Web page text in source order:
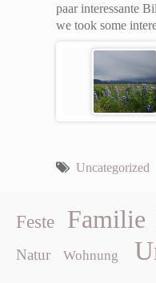
paar interessante
we took some
Uncategorized
Feste Familie
Natur Wohnung